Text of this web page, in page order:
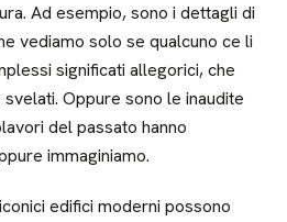
Ad esempio, sono i dettagli di
vediamo solo se qualcuno ce li
significati allegorici, che
Oppure sono le inaudite
del passato hanno
immaginiamo.
edifici moderni possono